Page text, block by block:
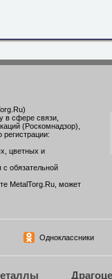
в сфере связи,
(Роскомнадзор),
цветных и
обязательной
MetalTorg.Ru, может
Одноклассники